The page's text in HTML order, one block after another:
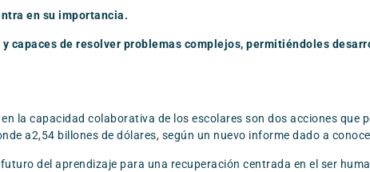
en su importancia.
capaces de resolver problemas complejos, permitiéndoles
la capacidad colaborativa de los escolares son dos acciones que
a2,54 billones de dólares, según un nuevo informe dado a
del aprendizaje para una recuperación centrada en el ser